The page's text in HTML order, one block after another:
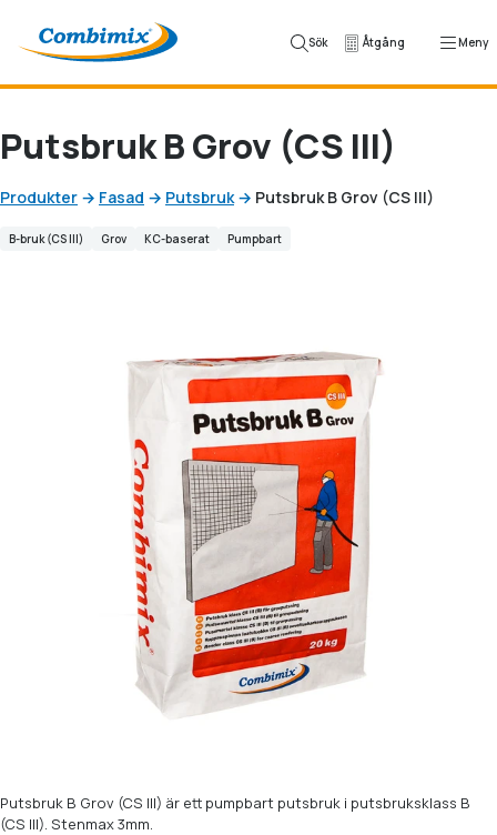
Sök Åtgång Meny
Putsbruk B Grov (CS III)
Produkter → Fasad → Putsbruk → Putsbruk B Grov (CS III)
B-bruk (CS III) Grov KC-baserat Pumpbart
Putsbruk B Grov (CS III) är ett pumpbart putsbruk i putsbruksklass B
(CS III). Stenmax 3mm.